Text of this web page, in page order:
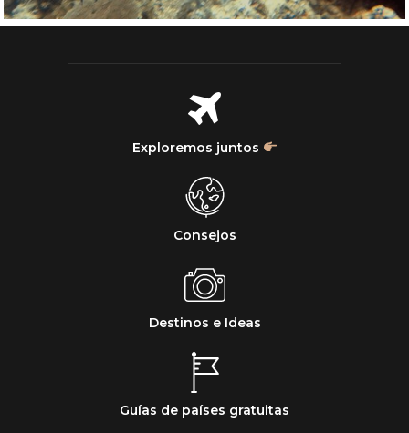
Exploremos juntos
Consejos
Destinos e Ideas
Guías de países gratuitas